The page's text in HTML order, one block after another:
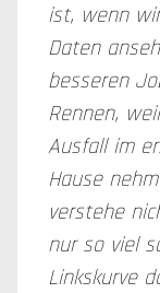
ist, wenn
Daten
besseren
Rennen,
Ausfall im
Hause
verstehe
nur so viel
Linkskurve